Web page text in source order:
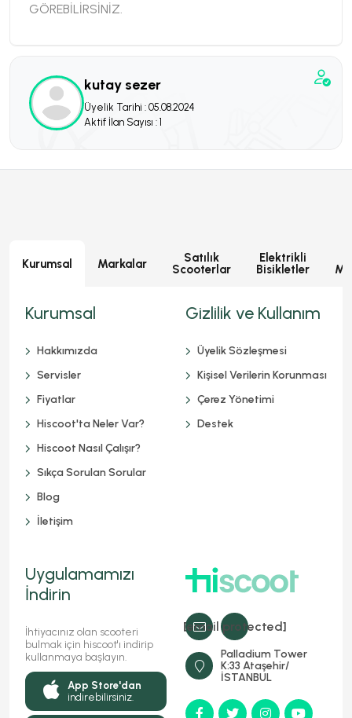
kutay sezer
Üyelik Tarihi : 05.08.2024
Aktif İlan Sayısı : 1
GÖREBİLİRSİNİZ.
Kurumsal Markalar
Satılık
Scooterlar
Elektrikli
Bisikletler
[email protected]
Palladium Tower
K:33 Ataşehir/
İSTANBUL
Kurumsal
Hakkımızda
Servisler
Fiyatlar
Hiscoot'ta Neler Var?
Hiscoot Nasıl Çalışır?
Sıkça Sorulan Sorular
Blog
İletişim
Gizlilik ve Kullanım
Üyelik Sözleşmesi
Kişisel Verilerin Korunması
Çerez Yönetimi
Destek
Uygulamamızı
İndirin
İhtiyacınız olan scooteri
bulmak için hiscoot'ı indirip
kullanmaya başlayın.
App Store'dan
indirebilirsiniz.